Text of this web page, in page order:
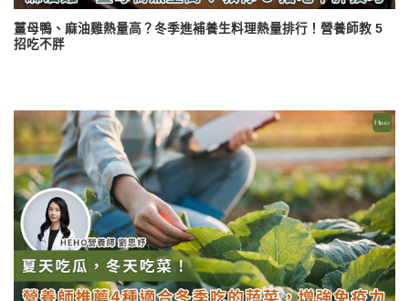
薑母鴨、麻油雞熱量高？冬季進補養生料理熱量排行！營養師教 5
招吃不胖